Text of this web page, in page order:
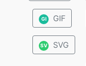
GI GIF
SV SVG